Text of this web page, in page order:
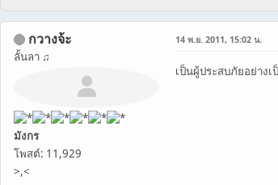
กวางจ้ะ
ลั้นลา ♫
มังกร
โพสต์: 11,929
>,<
14 พ.ย. 2011, 15:02 น.
เป็นผู้ประสบภัยอย่าง